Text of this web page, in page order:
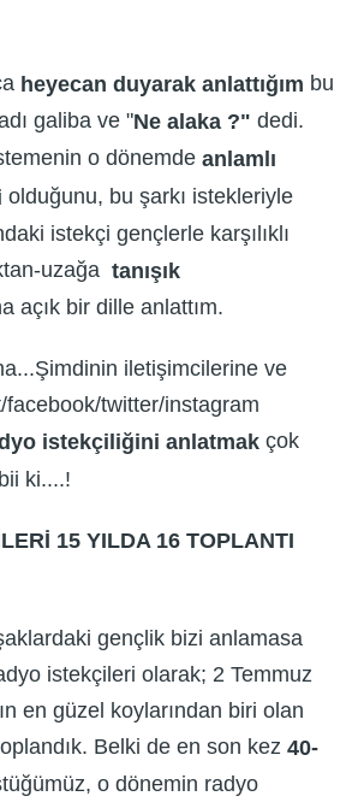
heyecan duyarak anlattığım bu
galiba ve "Ne alaka ?" dedi.
o dönemde anlamlı
olduğunu, bu şarkı istekleriyle
istekçi gençlerle karşılıklı
uzağa tanışık
açık bir dille anlattım.
iletişimcilerine ve
facebook/twitter/instagram
istekçiliğini anlatmak çok
ki....!
15 YILDA 16 TOPLANTI
gençlik bizi anlamasa
istekçileri olarak; 2 Temmuz
en güzel koylarından biri olan
Belki de en son kez 40-
o dönemin radyo